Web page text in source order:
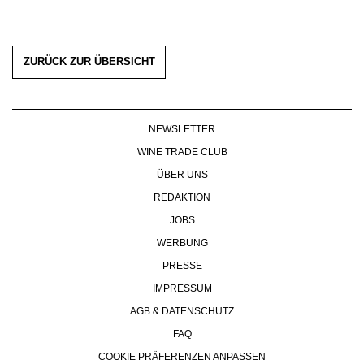
ZURÜCK ZUR ÜBERSICHT
NEWSLETTER
WINE TRADE CLUB
ÜBER UNS
REDAKTION
JOBS
WERBUNG
PRESSE
IMPRESSUM
AGB & DATENSCHUTZ
FAQ
COOKIE PRÄFERENZEN ANPASSEN